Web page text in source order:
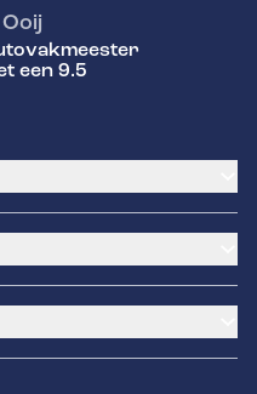
Ooij
een 9.5